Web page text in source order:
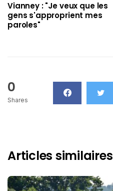
Vianney : "Je veux que les
gens s'approprient mes
paroles"
0
Shares
Articles similaires